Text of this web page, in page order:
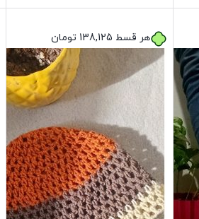
هر قسط 138,125 تومان